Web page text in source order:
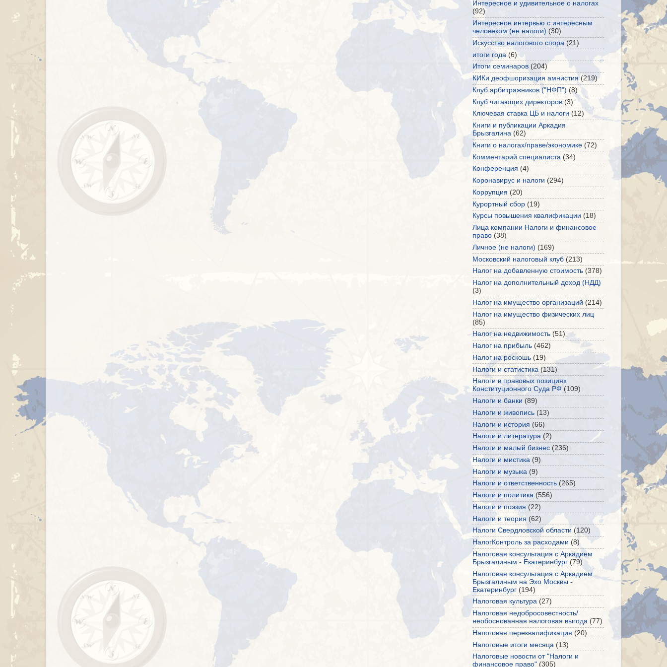
Интересное и удивительное о налогах
(92)
Интересное интервью с интересным
человеком (не налоги) (30)
Искусство налогового спора (21)
итоги года (6)
Итоги семинаров (204)
КИКи деофшоризация амнистия (219)
Клуб арбитражников ("НФП") (8)
Клуб читающих директоров (3)
Ключевая ставка ЦБ и налоги (12)
Книги и публикации Аркадия
Брызгалина (62)
Книги о налогах/праве/экономике (72)
Комментарий специалиста (34)
Конференция (4)
Коронавирус и налоги (294)
Коррупция (20)
Курортный сбор (19)
Курсы повышения квалификации (18)
Лица компании Налоги и финансовое
право (38)
Личное (не налоги) (169)
Московский налоговый клуб (213)
Налог на добавленную стоимость (378)
Налог на дополнительный доход (НДД)
(3)
Налог на имущество организаций (214)
Налог на имущество физических лиц
(85)
Налог на недвижимость (51)
Налог на прибыль (462)
Налог на роскошь (19)
Налоги и статистика (131)
Налоги в правовых позициях
Конституционного Суда РФ (109)
Налоги и банки (89)
Налоги и живопись (13)
Налоги и история (66)
Налоги и литература (2)
Налоги и малый бизнес (236)
Налоги и мистика (9)
Налоги и музыка (9)
Налоги и ответственность (265)
Налоги и политика (556)
Налоги и поэзия (22)
Налоги и теория (62)
Налоги Свердловской области (120)
НалогКонтроль за расходами (8)
Налоговая консультация с Аркадием
Брызгалиным - Екатеринбург (79)
Налоговая консультация с Аркадием
Брызгалиным на Эхо Москвы -
Екатеринбург (194)
Налоговая культура (27)
Налоговая недобросовестность/
необоснованная налоговая выгода (77)
Налоговая переквалификация (20)
Налоговые итоги месяца (13)
Налоговые новости от "Налоги и
финансовое право" (305)